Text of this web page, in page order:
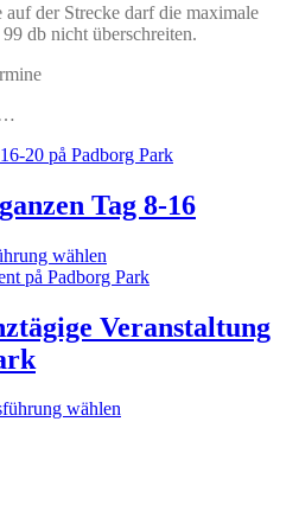
auf der Strecke darf die maximale
db nicht überschreiten.
…
Tag 8-16
wählen
Veranstaltung
wählen